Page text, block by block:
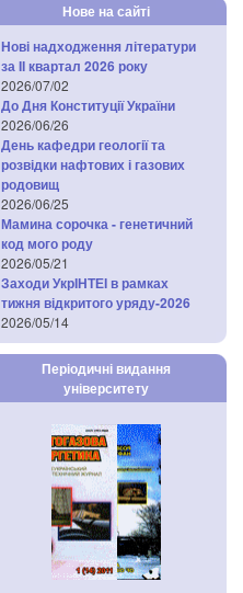
Нове на сайті
Нові надходження літератури
за IІ квартал 2026 року
2026/07/02
До Дня Конституції України
2026/06/26
День кафедри геології та
розвідки нафтових і газових
родовищ
2026/06/25
Мамина сорочка - генетичний
код мого роду
2026/05/21
Заходи УкрІНТЕІ в рамках
тижня відкритого уряду-2026
2026/05/14
Періодичні видання
університету